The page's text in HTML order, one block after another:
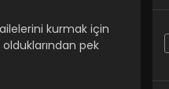
kurmak için
pek